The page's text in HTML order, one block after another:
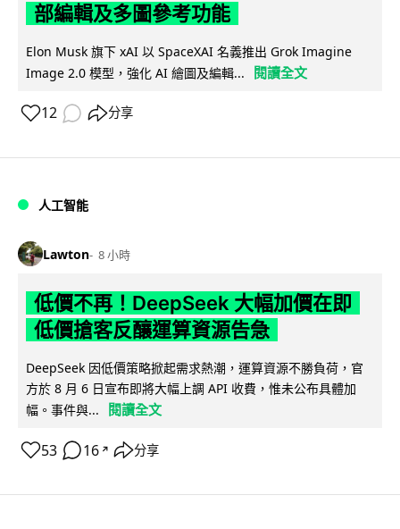
部編輯及多圖參考功能
Elon Musk 旗下 xAI 以 SpaceXAI 名義推出 Grok Imagine
Image 2.0 模型，強化 AI 繪圖及編輯...
閱讀全文
12 分享
人工智能
Lawton 8 小時
低價不再！DeepSeek 大幅加價在即
低價搶客反釀運算資源告急
DeepSeek 因低價策略掀起需求熱潮，運算資源不勝負荷，官
方於 8 月 6 日宣布即將大幅上調 API 收費，惟未公布具體加
幅。事件與...
閱讀全文
53 16 ↗ 分享